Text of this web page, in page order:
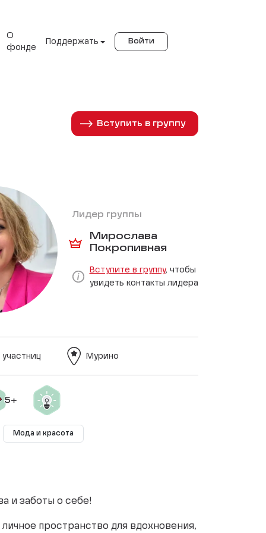
О
фонде
Поддержать Войти
Вступить в группу
Лидер группы
Мирослава
Покропивная
Вступите в группу, чтобы
увидеть контакты лидера
Мурино
Мода и красота
и заботы о себе!
пространство для вдохновения,